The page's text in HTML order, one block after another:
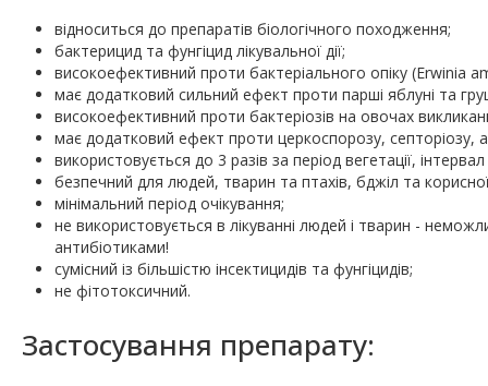
відноситься до препаратів біологічного походження;
бактерицид та фунгіцид лікувальної дії;
високоефективний проти бактеріального опіку (Erwinia
має додатковий сильний ефект проти парші яблуні та
високоефективний проти бактеріозів на овочах
має додатковий ефект проти церкоспорозу, септоріозу,
використовується до 3 разів за період вегетації,
безпечний для людей, тварин та птахів, бджіл та
мінімальний період очікування;
не використовується в лікуванні людей і тварин -
антибіотиками!
сумісний із більшістю інсектицидів та фунгіцидів;
не фітотоксичний.
Застосування препарату: